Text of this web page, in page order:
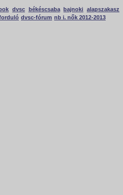
dvsc békéscsaba bajnoki alapszakasz
dvsc-fórum nb i. nők 2012-2013